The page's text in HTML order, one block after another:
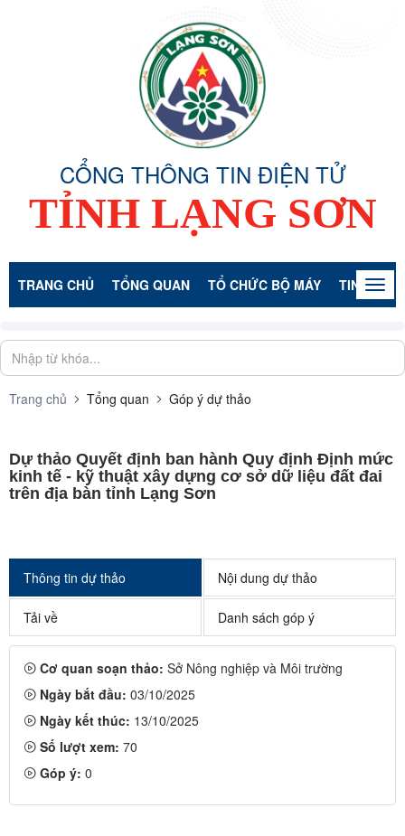
CỔNG THÔNG TIN ĐIỆN TỬ
TỈNH LẠNG SƠN
TRANG CHỦ TỔNG QUAN TỔ CHỨC BỘ MÁY TIN TỨC -
Trang chủ Tổng quan Góp ý dự thảo
Dự thảo Quyết định ban hành Quy định Định mức
kinh tế - kỹ thuật xây dựng cơ sở dữ liệu đất đai
trên địa bàn tỉnh Lạng Sơn
Thông tin dự thảo Nội dung dự thảo
Tải về Danh sách góp ý
Cơ quan soạn thảo: Sở Nông nghiệp và Môi trường
Ngày bắt đầu: 03/10/2025
Ngày kết thúc: 13/10/2025
Số lượt xem: 70
Góp ý: 0